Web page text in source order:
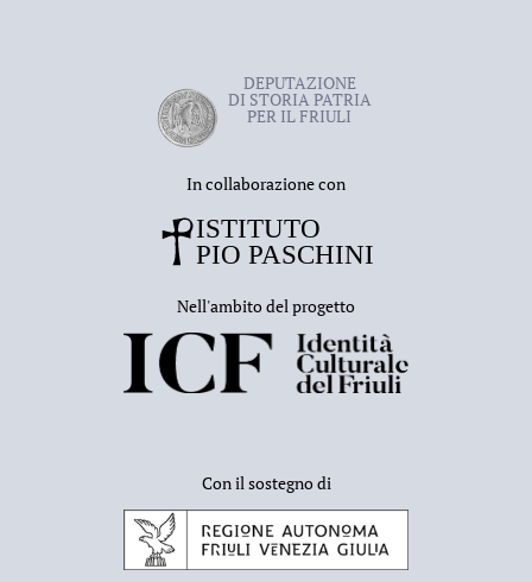
DEPUTAZIONE
DI STORIA PATRIA
PER IL FRIULI
In collaborazione con
Nell'ambito del progetto
Con il sostegno di